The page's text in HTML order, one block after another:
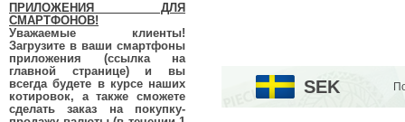
ПРИЛОЖЕНИЯ ДЛЯ
СМАРТФОНОВ!
Уважаемые клиенты!
Загрузите в ваши смартфоны
приложения (ссылка на
главной странице) и вы
всегда будете в курсе наших
котировок, а также сможете
сделать заказ на покупку-
SEK